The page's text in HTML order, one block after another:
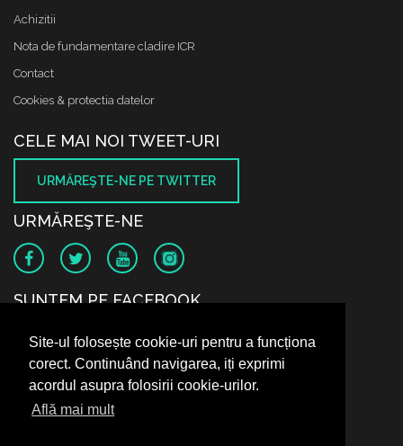
Site-ul folosește cookie-uri pentru a funcționa
corect. Continuând navigarea, iți exprimi
acordul asupra folosirii cookie-urilor.
Află mai mult
Achizitii
Nota de fundamentare cladire ICR
Contact
Cookies & protectia datelor
CELE MAI NOI TWEET-URI
URMĂREŞTE-NE PE TWITTER
URMĂREŞTE-NE
SUNTEM PE FACEBOOK